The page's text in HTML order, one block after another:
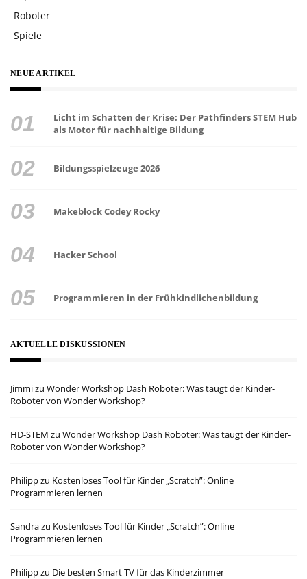
Roboter
Spiele
NEUE ARTIKEL
Licht im Schatten der Krise: Der Pathfinders STEM Hub
als Motor für nachhaltige Bildung
Bildungsspielzeuge 2026
Makeblock Codey Rocky
Hacker School
Programmieren in der Frühkindlichenbildung
AKTUELLE DISKUSSIONEN
Jimmizu Wonder Workshop Dash Roboter: Was taugt der Kinder-
Roboter von Wonder Workshop?
HD-STEM zu Wonder Workshop Dash Roboter: Was taugt der Kinder-
Roboter von Wonder Workshop?
Philippzu Kostenloses Tool für Kinder „Scratch”: Online
Programmieren lernen
Sandrazu Kostenloses Tool für Kinder „Scratch”: Online
Programmieren lernen
Philippzu Die besten Smart TV für das Kinderzimmer